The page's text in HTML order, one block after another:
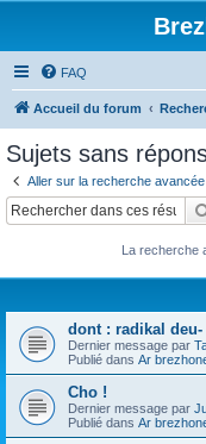
FAQ
Accueil du forum
Sujets sans
Aller sur la recherche avancée
La recherche
dont : radikal deu-
Dernier message par
Publié dans Ar
Cho !
Dernier message par
Publié dans Ar